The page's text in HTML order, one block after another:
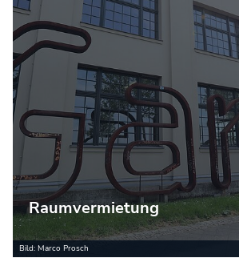
Raumvermietung
Bild: Marco Prosch